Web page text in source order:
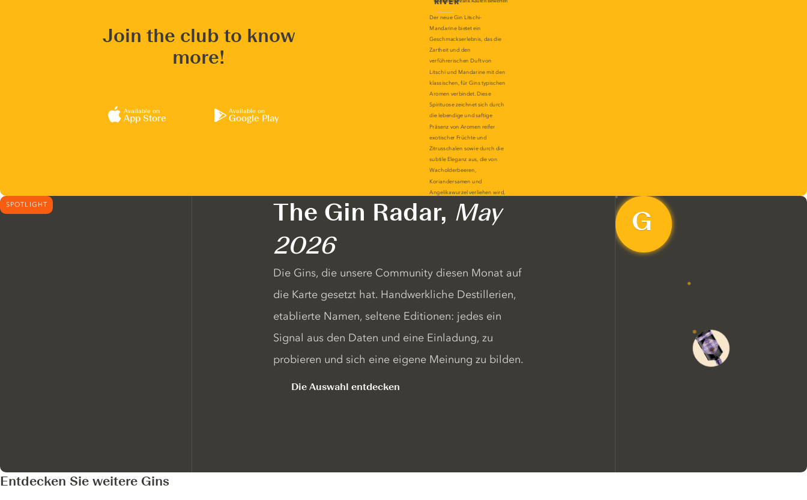
Join the club to know
more!
Available on
App Store
Available on
Google Play
SPOTLIGHT The Gin Radar, May
2026
Die Gins, die unsere Community diesen Monat auf
die Karte gesetzt hat. Handwerkliche Destillerien,
etablierte Namen, seltene Editionen: jedes ein
Signal aus den Daten und eine Einladung, zu
probieren und sich eine eigene Meinung zu bilden.
Die Auswahl entdecken
Entdecken Sie weitere Gins